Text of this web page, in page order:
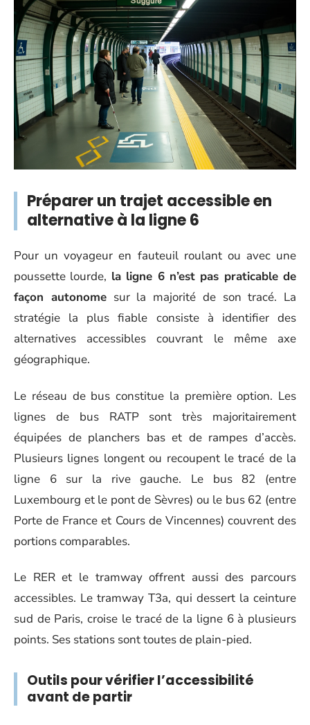
Préparer un trajet accessible en
alternative à la ligne 6
Pour un voyageur en fauteuil roulant ou avec une
poussette lourde, la ligne 6 n’est pas praticable de
façon autonomesur la majorité de son tracé. La
stratégie la plus fiable consiste à identifier des
alternatives accessibles couvrant le même axe
géographique.
Le réseau de bus constitue la première option. Les
lignes de bus RATP sont très majoritairement
équipées de planchers bas et de rampes d’accès.
Plusieurs lignes longent ou recoupent le tracé de la
ligne 6 sur la rive gauche. Le bus 82 (entre
Luxembourg et le pont de Sèvres) ou le bus 62 (entre
Porte de France et Cours de Vincennes) couvrent des
portions comparables.
Le RER et le tramway offrent aussi des parcours
accessibles. Le tramway T3a, qui dessert la ceinture
sud de Paris, croise le tracé de la ligne 6 à plusieurs
points. Ses stations sont toutes de plain-pied.
Outils pour vérifier l’accessibilité
avant de partir